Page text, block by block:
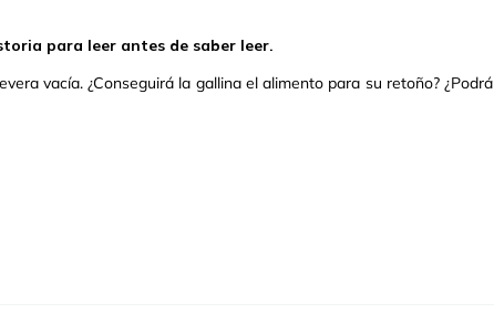
para leer antes de saber leer.
vacía. ¿Conseguirá la gallina el alimento para su retoño? ¿Podrá